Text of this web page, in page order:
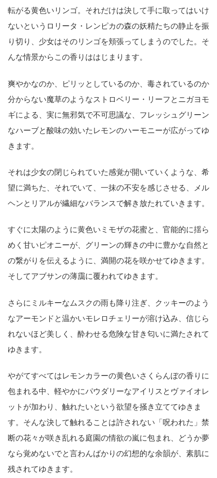
転がる黄色いリンゴ。それだけは決して手に取ってはいけ
ないというロリータ・レンピカの森の妖精たちの静止を振
り切り、少女はそのリンゴを頬張ってしまうのでした。そ
んな情景からこの香りははじまります。
爽やかなのか、ピリッとしているのか、毒されているのか
分からない魔草のようなストロベリー・リーフとニガヨモ
ギによる、実に無邪気で不可思議な、フレッシュグリーン
なハーブと酸味の効いたレモンのハーモニーが広がってゆ
きます。
それは少女の閉じられていた感覚が開いていくような、希
望に満ちた、それでいて、一抹の不安を感じさせる、メル
ヘンとリアルが繊細なバランスで解き放たれていきます。
すぐに太陽のように黄色いミモザの花蜜と、官能的に揺ら
めく甘いピオニーが、グリーンの輝きの中に豊かな自然と
の繋がりを伝えるように、満開の花を咲かせてゆきます。
そしてアブサンの薄靄に覆われてゆきます。
さらにミルキーなムスクの雨も降り注ぎ、クッキーのよう
なアーモンドと温かいモレロチェリーが溶け込み、信じら
れないほど美しく、酔わせる危険な甘き匂いに満たされて
ゆきます。
やがてすべてはレモンカラーの黄色いさくらんぼの香りに
包まれる中、軽やかにパウダリーなアイリスとヴァイオレ
ットが加わり、触れたいという欲望を掻き立ててゆきま
す。そんな決して触れることは許されない「呪われた」禁
断の花々が咲き乱れる庭園の情欲の嵐に包まれ、どうか夢
なら覚めないでと言わんばかりの幻想的な余韻が、素肌に
残されてゆきます。